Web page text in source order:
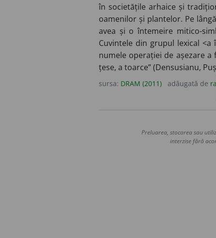
în societățile arhaice și
oamenilor și plantelor. Pe
avea și o întemeire mitico-
Cuvintele din grupul lexical
numele operației de așezare a
țese, a toarce” (Densusianu,
sursa: DRAM (2011) adăugată de
Preluarea, stocarea sau
interzise fără